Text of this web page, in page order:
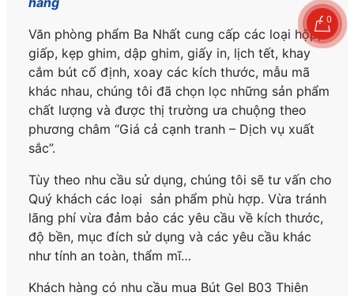
Văn phòng phẩm Ba Nhất cung cấp các loại hộp,
giấp, kẹp ghim, dập ghim, giấy in, lịch tết, khay
cắm bút cố định, xoay các kích thước, mẫu mã
khác nhau, chúng tôi đã chọn lọc những sản phẩm
chất lượng và được thị trường ưa chuộng theo
phương châm “Giá cả cạnh tranh – Dịch vụ xuất
sắc”.
Tùy theo nhu cầu sử dụng, chúng tôi sẽ tư vấn cho
Quý khách các loại sản phẩm phù hợp. Vừa tránh
lãng phí vừa đảm bảo các yêu cầu về kích thước,
độ bền, mục đích sử dụng và các yêu cầu khác
như tính an toàn, thẩm mĩ…
Khách hàng có nhu cầu mua Bút Gel B03 Thiên
0